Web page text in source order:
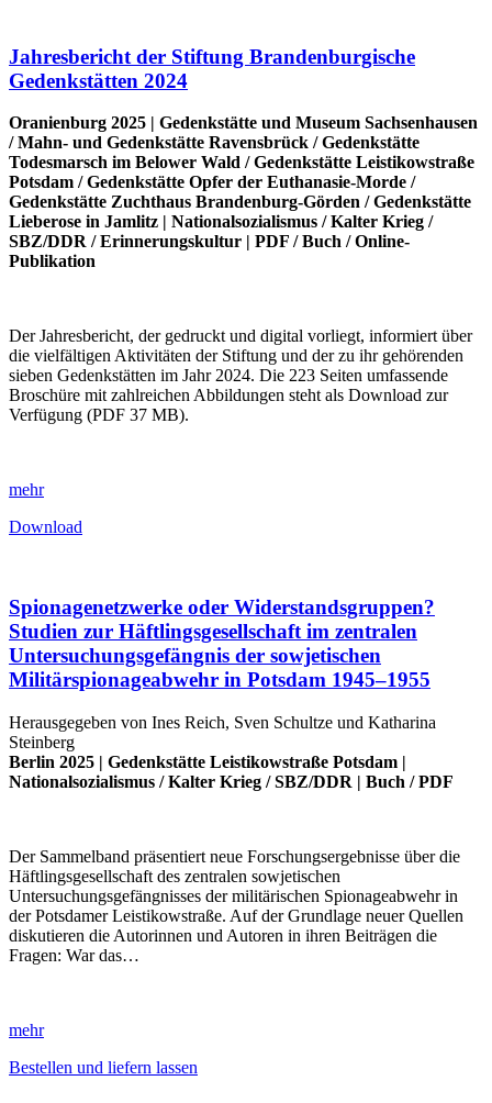
Jahresbericht der Stiftung Brandenburgische
Gedenkstätten 2024
Oranienburg 2025 | Gedenkstätte und Museum Sachsenhausen
/Mahn- und Gedenkstätte Ravensbrück /Gedenkstätte
Todesmarsch im Belower Wald /Gedenkstätte Leistikowstraße
Potsdam /Gedenkstätte Opfer der Euthanasie-Morde /
Gedenkstätte Zuchthaus Brandenburg-Görden /Gedenkstätte
Lieberose in Jamlitz | Nationalsozialismus /Kalter Krieg /
SBZ/DDR /Erinnerungskultur | PDF /Buch /Online-
Publikation
Der Jahresbericht, der gedruckt und digital vorliegt, informiert über
die vielfältigen Aktivitäten der Stiftung und der zu ihr gehörenden
sieben Gedenkstätten im Jahr 2024. Die 223 Seiten umfassende
Broschüre mit zahlreichen Abbildungen steht als Download zur
Verfügung (PDF 37 MB).
mehr
Download
Spionagenetzwerke oder Widerstandsgruppen?
Studien zur Häftlingsgesellschaft im zentralen
Untersuchungsgefängnis der sowjetischen
Militärspionageabwehr in Potsdam 1945–1955
Herausgegeben von Ines Reich, Sven Schultze und Katharina
Steinberg
Berlin 2025 | Gedenkstätte Leistikowstraße Potsdam |
Nationalsozialismus /Kalter Krieg /SBZ/DDR | Buch /PDF
Der Sammelband präsentiert neue Forschungsergebnisse über die
Häftlingsgesellschaft des zentralen sowjetischen
Untersuchungsgefängnisses der militärischen Spionageabwehr in
der Potsdamer Leistikowstraße. Auf der Grundlage neuer Quellen
diskutieren die Autorinnen und Autoren in ihren Beiträgen die
Fragen: War das…
mehr
Bestellen und liefern lassen